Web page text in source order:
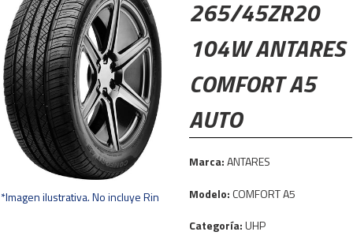
*Imagen ilustrativa. No incluye Rin
265/45ZR20
104W ANTARES
COMFORT A5
AUTO
Marca:ANTARES
Modelo: COMFORT A5
Categoría:UHP